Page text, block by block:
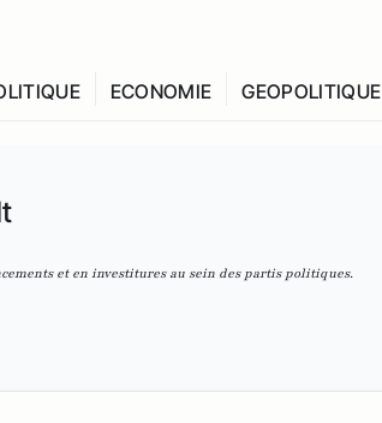
ECONOMIE GEOPOLITIQUE
et en investitures au sein des partis politiques.